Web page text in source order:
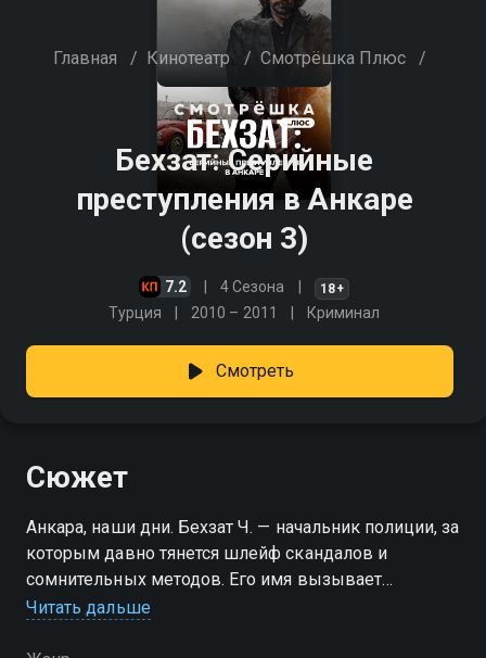
Главная / Кинотеатр / Смотрёшка Плюс /
Бехзат: Серийные
преступления в Анкаре
(сезон 3)
7.2 4 Сезона 18+
Турция 2010 – 2011 Криминал
Смотреть
Сюжет
Анкара, наши дни. Бехзат Ч. — начальник полиции, за
которым давно тянется шлейф скандалов и
сомнительных методов. Его имя вызывает
неоднозначную реакцию: одни считают его
Читать дальше